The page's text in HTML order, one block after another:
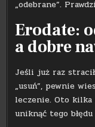
„odebrane”.
Erodate:
a dobre
Jeśli już raz
„usuń”, pewnie
leczenie. Oto
uniknąć tego